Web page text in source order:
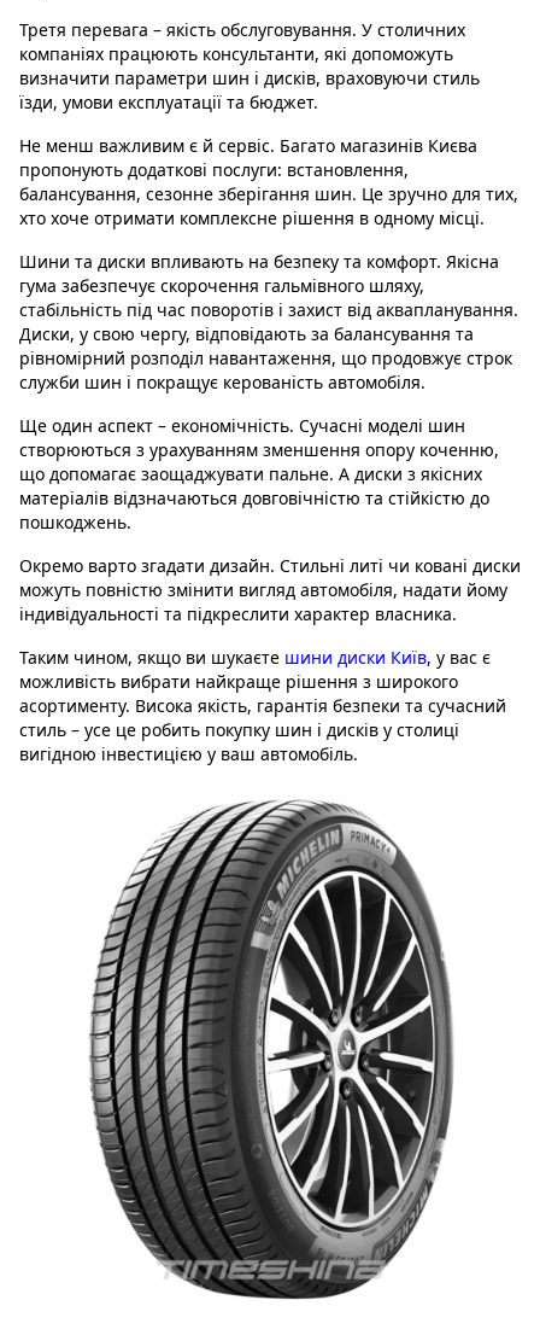
Третя перевага – якість обслуговування. У столичних
компаніях працюють консультанти, які допоможуть
визначити параметри шин і дисків, враховуючи стиль
їзди, умови експлуатації та бюджет.
Не менш важливим є й сервіс. Багато магазинів Києва
пропонують додаткові послуги: встановлення,
балансування, сезонне зберігання шин. Це зручно для тих,
хто хоче отримати комплексне рішення в одному місці.
Шини та диски впливають на безпеку та комфорт. Якісна
гума забезпечує скорочення гальмівного шляху,
стабільність під час поворотів і захист від аквапланування.
Диски, у свою чергу, відповідають за балансування та
рівномірний розподіл навантаження, що продовжує строк
служби шин і покращує керованість автомобіля.
Ще один аспект – економічність. Сучасні моделі шин
створюються з урахуванням зменшення опору коченню,
що допомагає заощаджувати пальне. А диски з якісних
матеріалів відзначаються довговічністю та стійкістю до
пошкоджень.
Окремо варто згадати дизайн. Стильні литі чи ковані диски
можуть повністю змінити вигляд автомобіля, надати йому
індивідуальності та підкреслити характер власника.
Таким чином, якщо ви шукаєте шини диски Київ, у вас є
можливість вибрати найкраще рішення з широкого
асортименту. Висока якість, гарантія безпеки та сучасний
стиль – усе це робить покупку шин і дисків у столиці
вигідною інвестицією у ваш автомобіль.